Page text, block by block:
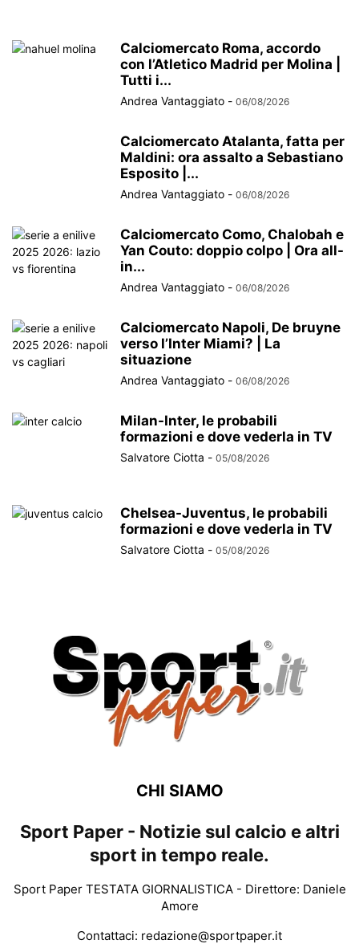
Calciomercato Roma, accordo
con l’Atletico Madrid per Molina |
Tutti i...
Andrea Vantaggiato - 06/08/2026
Calciomercato Atalanta, fatta per
Maldini: ora assalto a Sebastiano
Esposito |...
Andrea Vantaggiato - 06/08/2026
Calciomercato Como, Chalobah e
Yan Couto: doppio colpo | Ora all-
in...
Andrea Vantaggiato - 06/08/2026
Calciomercato Napoli, De bruyne
verso l’Inter Miami? | La
situazione
Andrea Vantaggiato - 06/08/2026
Milan-Inter, le probabili
formazioni e dove vederla in TV
Salvatore Ciotta - 05/08/2026
Chelsea-Juventus, le probabili
formazioni e dove vederla in TV
Salvatore Ciotta - 05/08/2026
CHI SIAMO
Sport Paper - Notizie sul calcio e altri
sport in tempo reale.
Sport Paper TESTATA GIORNALISTICA - Direttore: Daniele
Amore
Contattaci: redazione@sportpaper.it